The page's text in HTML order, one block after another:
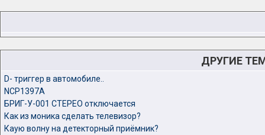
ДРУГИЕ
D- триггер в автомобиле..
NCP1397A
БРИГ-У-001 СТЕРЕО отключается
Как из моника сделать телевизор?
Каую волну на детекторный приёмник?